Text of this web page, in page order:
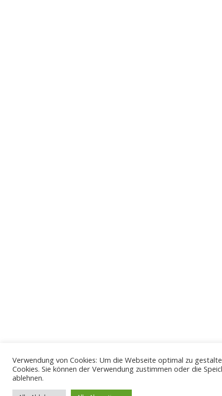
Verwendung von Cookies: Um die Webseite optimal zu
Cookies. Sie können der Verwendung zustimmen oder die
ablehnen.